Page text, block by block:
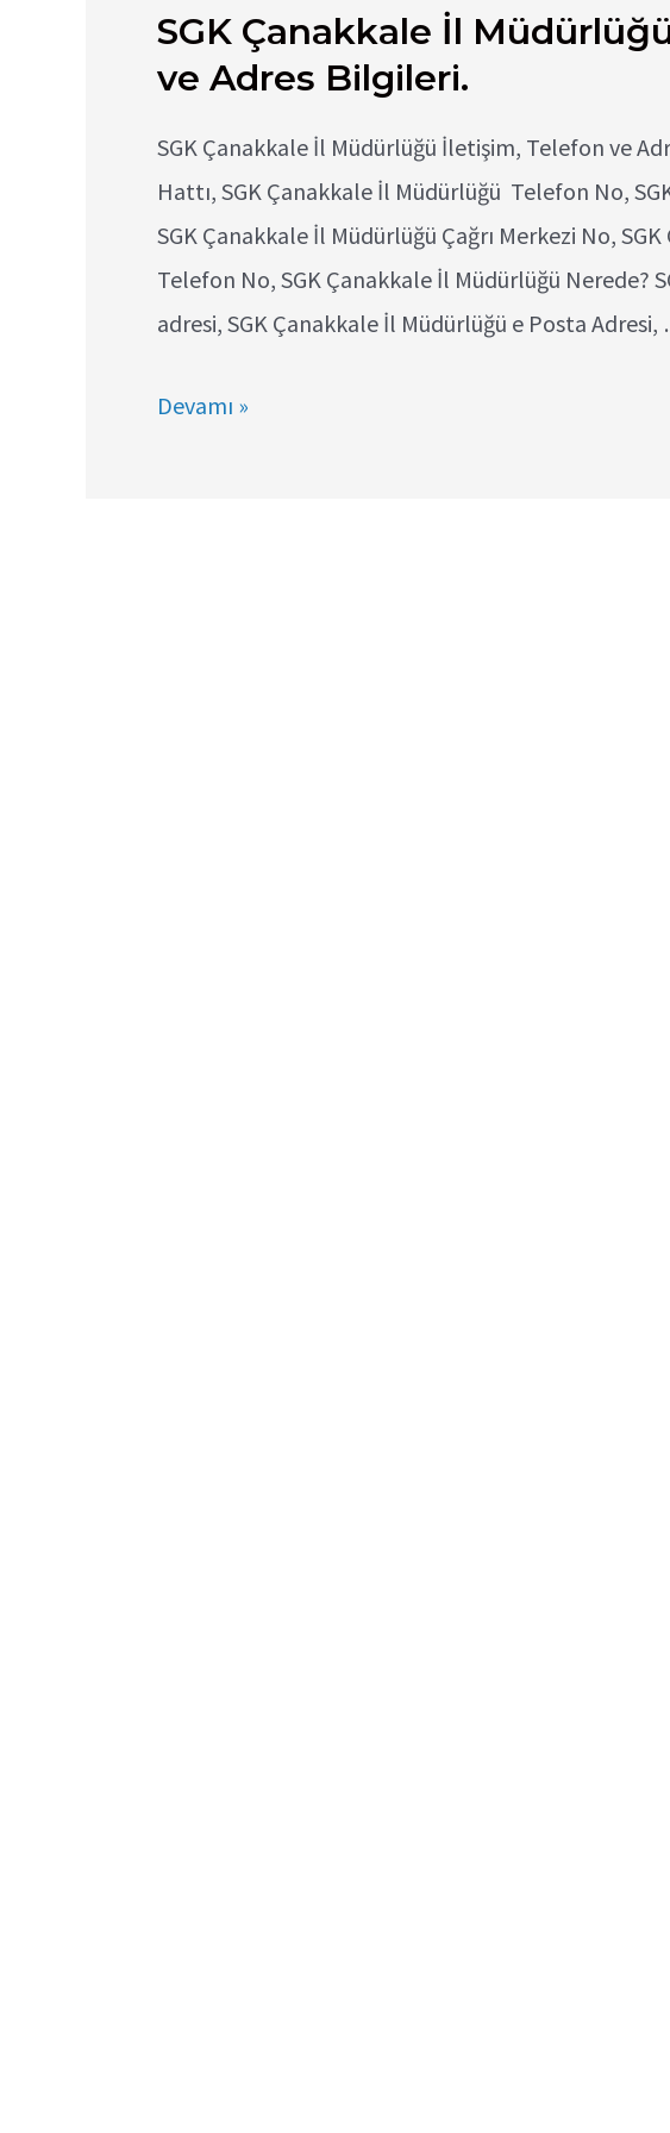
SGK Çanakkale İl
ve Adres Bilgileri.
SGK Çanakkale İl Müdürlüğü İletişim, Telefon ve
Hattı, SGK Çanakkale İl Müdürlüğü Telefon No,
SGK Çanakkale İl Müdürlüğü Çağrı Merkezi No,
Telefon No, SGK Çanakkale İl Müdürlüğü Nerede?
adresi, SGK Çanakkale İl Müdürlüğü e Posta
SGK
Devamı »